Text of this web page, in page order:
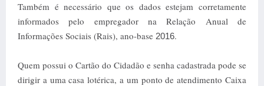
Também é necessário que os dados estejam corretamente
informados pelo empregador na Relação Anual de
Informações Sociais (Rais), ano-base 2016.
Quem possui o Cartão do Cidadão e senha cadastrada pode se
dirigir a uma casa lotérica, a um ponto de atendimento Caixa